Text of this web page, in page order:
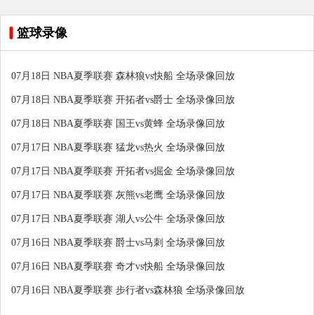
篮球录像
07月18日 NBA夏季联赛 森林狼vs快船 全场录像回放
07月18日 NBA夏季联赛 开拓者vs爵士 全场录像回放
07月18日 NBA夏季联赛 国王vs黄蜂 全场录像回放
07月17日 NBA夏季联赛 猛龙vs热火 全场录像回放
07月17日 NBA夏季联赛 开拓者vs掘金 全场录像回放
07月17日 NBA夏季联赛 灰熊vs老鹰 全场录像回放
07月17日 NBA夏季联赛 湖人vs公牛 全场录像回放
07月16日 NBA夏季联赛 爵士vs马刺 全场录像回放
07月16日 NBA夏季联赛 奇才vs快船 全场录像回放
07月16日 NBA夏季联赛 步行者vs森林狼 全场录像回放